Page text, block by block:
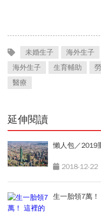
未婚生子 海外生子
海外生子
生育輔助
醫療
延伸閱讀
懶人包／2019
2018-12-22
生一胎領7萬